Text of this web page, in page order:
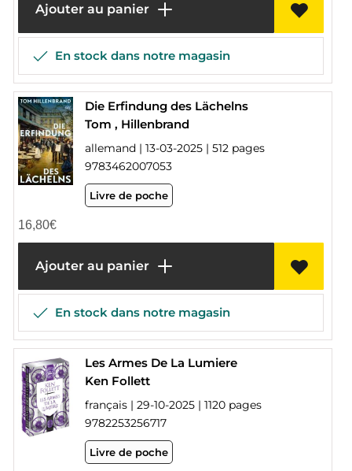
Ajouter au panier
En stock dans notre magasin
Die Erfindung des Lächelns
Tom , Hillenbrand
allemand | 13-03-2025 | 512 pages
9783462007053
Livre de poche
16,80€
Ajouter au panier
En stock dans notre magasin
Les Armes De La Lumiere
Ken Follett
français | 29-10-2025 | 1120 pages
9782253256717
Livre de poche